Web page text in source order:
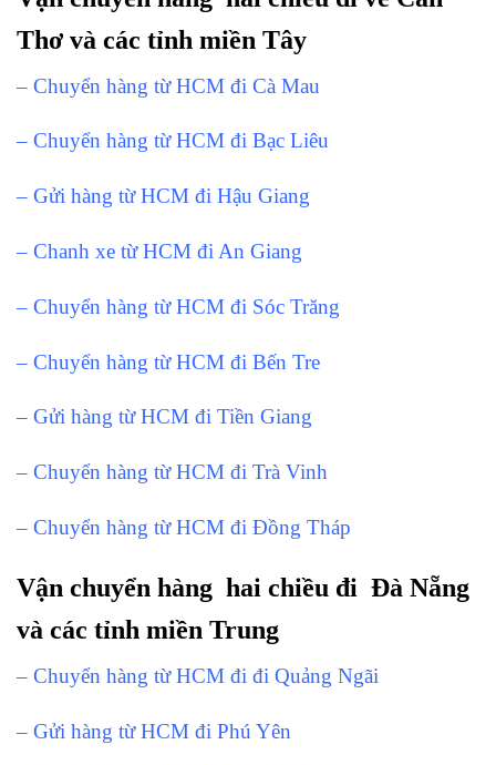
Thơ và các tỉnh miền Tây
– Chuyển hàng từ HCM đi Cà Mau
– Chuyển hàng từ HCM đi Bạc Liêu
– Gửi hàng từ HCM đi Hậu Giang
– Chanh xe từ HCM đi An Giang
– Chuyển hàng từ HCM đi Sóc Trăng
– Chuyển hàng từ HCM đi Bến Tre
– Gửi hàng từ HCM đi Tiền Giang
– Chuyển hàng từ HCM đi Trà Vinh
– Chuyển hàng từ HCM đi Đồng Tháp
Vận chuyển hàng hai chiều đi Đà Nẵng
và các tỉnh miền Trung
– Chuyển hàng từ HCM đi đi Quảng Ngãi
– Gửi hàng từ HCM đi Phú Yên